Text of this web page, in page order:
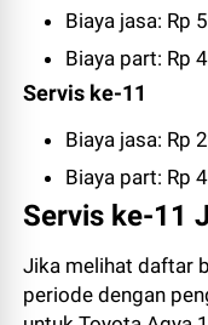
Biaya jasa: Rp
Biaya part: Rp
Servis ke-11
Biaya jasa: Rp
Biaya part: Rp
Servis ke-11
Jika melihat daftar
periode dengan